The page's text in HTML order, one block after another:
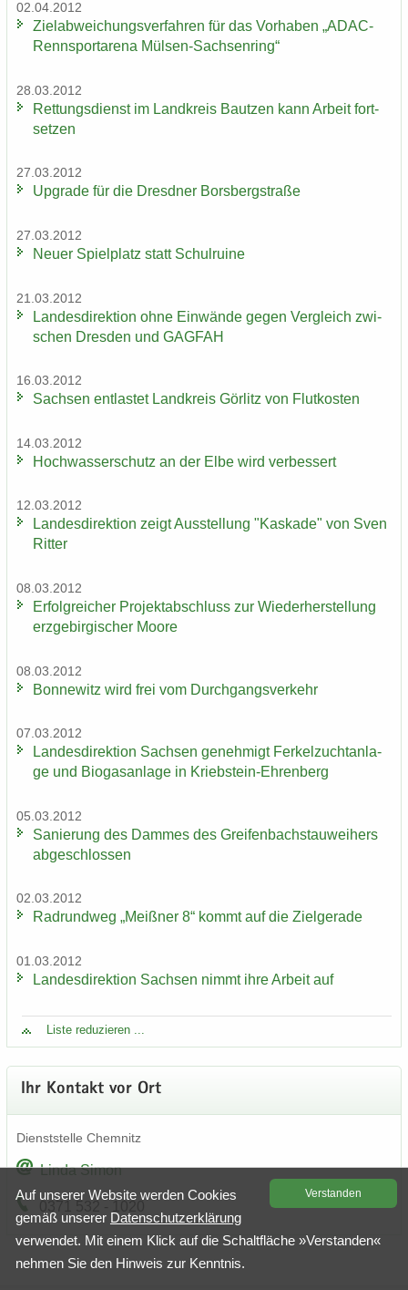
02.04.2012
Ziel­ab­wei­chungs­ver­fah­ren für das Vor­ha­ben „ADAC-​
Rennsportarena Mülsen-​Sachsenring“
28.03.2012
Ret­tungs­dienst im Land­kreis Baut­zen kann Ar­beit fort­
set­zen
27.03.2012
Up­grade für die Dresd­ner Borsberg­stra­ße
27.03.2012
Neuer Spiel­platz statt Schul­rui­ne
21.03.2012
Lan­des­di­rek­ti­on ohne Ein­wän­de gegen Ver­gleich zwi­
schen Dres­den und GAG­FAH
16.03.2012
Sach­sen ent­las­tet Land­kreis Gör­litz von Flut­kos­ten
14.03.2012
Hoch­was­ser­schutz an der Elbe wird ver­bes­sert
12.03.2012
Lan­des­di­rek­ti­on zeigt Aus­stel­lung "Kas­ka­de" von Sven
Rit­ter
08.03.2012
Er­folg­rei­cher Pro­jekt­ab­schluss zur Wie­der­her­stel­lung
erz­ge­bir­gi­scher Moore
08.03.2012
Bon­ne­witz wird frei vom Durch­gangs­ver­kehr
07.03.2012
Lan­des­di­rek­ti­on Sach­sen ge­neh­migt Fer­kel­zucht­an­la­
ge und Bio­gas­an­la­ge in Kriebstein-​Ehrenberg
05.03.2012
Sa­nie­rung des Dam­mes des Grei­fen­bach­stau­wei­hers
ab­ge­schlos­sen
02.03.2012
Rad­rund­weg „Meiß­ner 8“ kommt auf die Ziel­ge­ra­de
01.03.2012
Lan­des­di­rek­ti­on Sach­sen nimmt ihre Ar­beit auf
Liste re­du­zie­ren ...
Ihr Kon­takt vor Ort
Dienst­stel­le Chem­nitz
Linda Simon
Ver­stan­den
Auf un­se­rer Web­site wer­den Coo­kies
gemäß un­se­rer Da­ten­schutz­er­klä­rung
ver­wen­det. Mit einem Klick auf die Schalt­flä­che »Ver­stan­den«
neh­men Sie den Hin­weis zur Kennt­nis.